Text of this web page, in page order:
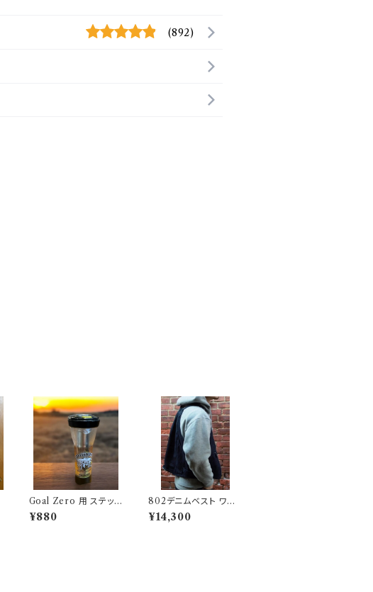
(892)
Goal Zero 用 ステッカ
ー 802kobo's アウト
ドアモンスター ODM
¥880
802デニムベスト ワン
ウォッシュタイプ
¥14,300